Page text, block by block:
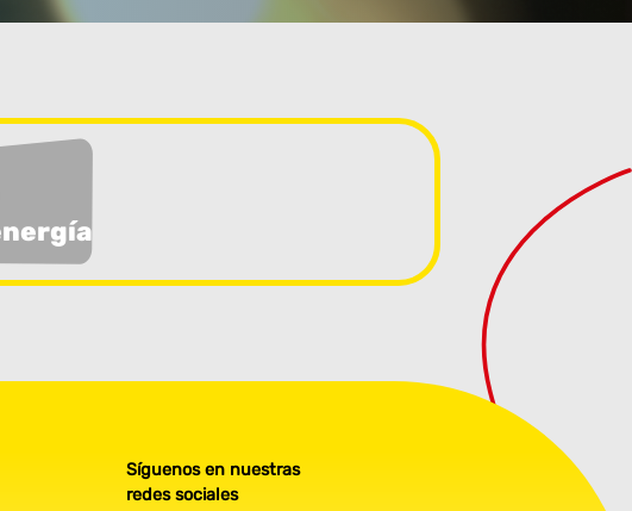
Síguenos en nuestras
redes sociales